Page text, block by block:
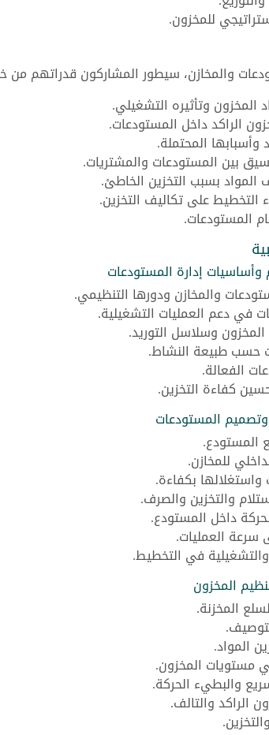
للمخزون.
والمخازن، سيطور المشاركون قدراتهم من
المخزون وتأثيره التشغيلي.
الراكد داخل المستودعات.
وأسبابها المحتملة.
بين المستودعات والمشتريات.
المواد بسبب التخزين الخاطئ.
التخطيط على تكاليف التخزين.
المستودعات.
وأساسيات إدارة المستودعات
والمخازن ودورها التنظيمي.
في دعم العمليات التشغيلية.
المخزون وسلاسل التوريد.
حسب طبيعة النشاط.
الفعالة.
كفاءة التخزين.
وتصميم المستودعات
المستودع.
للمخازن.
بكفاءة.
والتخزين والصرف.
داخل المستودع.
سرعة العمليات.
والتشغيلية في التخطيط.
المخزون
المخزنة.
المواد.
مستويات المخزون.
والبطيء الحركة.
الراكد والتالف.